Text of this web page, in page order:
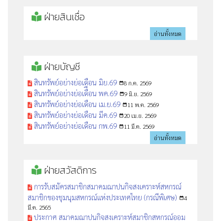
ฝ่ายสินเชื่อ
อ่านทั้งหมด
ฝ่ายบัญชี
สินทรัพย์อย่างย่อเดือน มิย.69 date_range8 ก.ค. 2569
สินทรัพย์อย่างย่อเดืือน พค.69 date_range9 มิ.ย. 2569
สินทรัพย์อย่างย่อเดือน เม.ย.69 date_range 11 พ.ค. 2569
สินทรัพย์อย่างย่อเดือน มีค.69 date_range 20 เม.ย. 2569
สินทรัพย์อย่างย่อเดือน กพ.69 date_range 11 มี.ค. 2569
อ่านทั้งหมด
ฝ่ายสวัสดิการ
การรับสมัครสมาชิกสมาคมฌาปนกิจสงเคราะห์สหกรณ์
สมาชิกของชุมนุมสหกรณ์แห่งประเทศไทย (กรณีพิเศษ) date_range4
มี.ค. 2565
ประกาศ สมาคมฌาปนกิจสงเคราะห์สมาชิกสหกรณ์ออม